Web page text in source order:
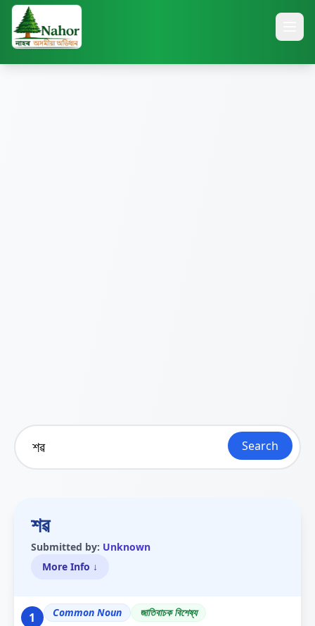
Search
শৱ
Submitted by: Unknown
More Info ↓
1 Common Noun জাতিবাচক বিশেষ্য